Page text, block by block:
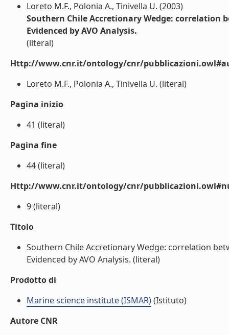
Loreto M.F., Polonia A., Tinivella U. (2003)
Southern Chile Accretionary Wedge: correlation
Evidenced by AVO Analysis.
(literal)
Http://www.cnr.it/ontology/cnr/
Loreto M.F., Polonia A., Tinivella U. (literal)
Pagina inizio
41 (literal)
Pagina fine
44 (literal)
Http://www.cnr.it/ontology/cnr/
9 (literal)
Titolo
Southern Chile Accretionary Wedge: correlation
Evidenced by AVO Analysis. (literal)
Prodotto di
Marine science institute (ISMAR)(Istituto)
Autore CNR